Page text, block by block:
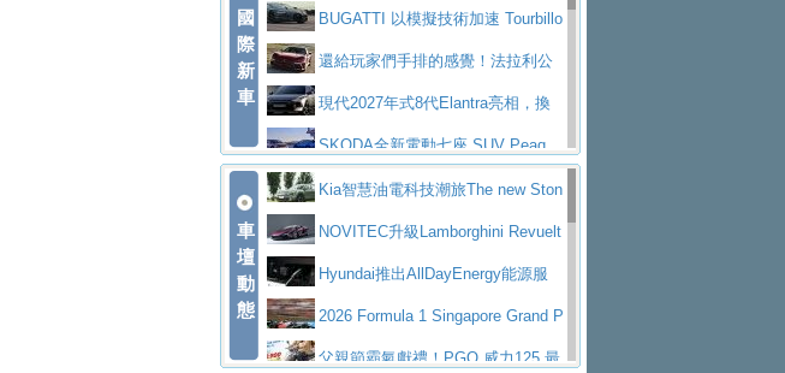
首度前進南台灣熱烈開戰
豪華電能休旅新星 Audi Q4 Sportba
ck 55 e-tron S lineScania Taiwan 逆風而行，加深力
道投資布局
代CX-5全方位進化提前亮相並展開預售94.9
萬起
馬自達公布 2027 年式 MX-5 更
新，新增 Yakudo 特別版
Skoda Peaq 發表全新電動動力系
統 最長續航逾 640 公里、支援雙向供電
BMW M2 首度導入 xDrive 四驅，
美國與瑞士需求成關鍵推手
The all-new T-Roc 魅力 自成焦點
Maserati GT2 Stradale「Tribute to
MC12」全球首度亮相
迎接 RANGE ROVER 品牌家族第
五位成員 全新 RANGE ROVER GT 預告登
場
造型華麗時尚、科技座艙再進化，P
eugeot 208小改款發表上市94.8萬起
國
際
新
車
der 碳纖維空力、鍛造輪圈與Inconel排氣
上身
BUGATTI 以模擬技術加速 Tourbillo
n 動態開發還給玩家們手排的感覺！法拉利公
布12Cilidri Manaule手排超跑產品細節
現代2027年式8代Elantra亮相，換
裝更銳利的造型、更先進的資訊娛樂系統及
更高效的動力
SKODA全新電動七座 SUV Peaq
問世，擁有品牌史上最寬敞且豪華的座艙
AUDI推出首款高性能油電超跑Nuvo
lari，0到100公里加速2.6秒、極速350公里
／小時
百年三叉戟傳奇再啟程 Maserati 重
返 1000 Miglia 傳承競速榮耀
法拉利首款純電跑車Luce亮相，最
大馬力超過1000匹並具備530公里最大續航
里程
小車大空間、座艙科技更先進，SK
ODA發表全新純電跨界休旅Eipq祭平民化車
賓士AMG.EA專屬平台首作，Merc
車
壇
動
態
Kia智慧油電科技潮旅The new Ston
ic 1-7月累計銷量創歷史新高
NOVITEC升級Lamborghini Revuelt
o 綜效輸出增至1,048匹
Hyundai推出AllDayEnergy能源服
務 讓電動車化身行動儲能系統
2026 Formula 1 Singapore Grand P
rix 新加坡大獎賽 Audi 極速之旅開放報名
父親節霸氣獻禮！PGO 威力125 最